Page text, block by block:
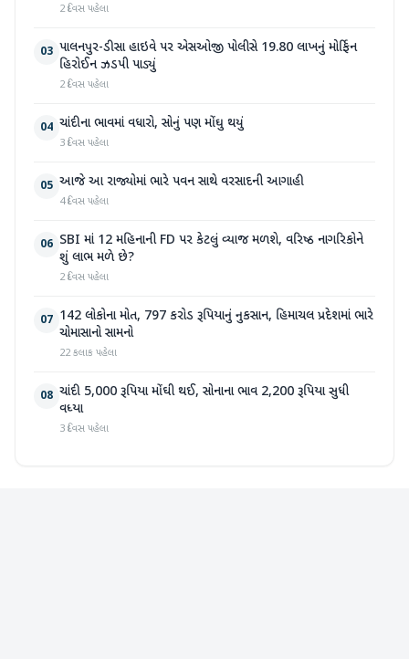
2 દિવસ પહેલા
03 પાલનપુર-ડીસા હાઇવે પર એસઓજી પોલીસે 19.80 લાખનું મોર્ફિન
હિરોઈન ઝડપી પાડ્યું
2 દિવસ પહેલા
04 ચાંદીના ભાવમાં વધારો, સોનું પણ મોંઘુ થયું
3 દિવસ પહેલા
05 આજે આ રાજ્યોમાં ભારે પવન સાથે વરસાદની આગાહી
4 દિવસ પહેલા
06 SBI માં 12 મહિનાની FD પર કેટલું વ્યાજ મળશે, વરિષ્ઠ નાગરિકોને
શું લાભ મળે છે?
2 દિવસ પહેલા
07 142 લોકોના મોત, 797 કરોડ રૂપિયાનું નુકસાન, હિમાચલ પ્રદેશમાં ભારે
ચોમાસાનો સામનો
22 કલાક પહેલા
08 ચાંદી 5,000 રૂપિયા મોંઘી થઈ, સોનાના ભાવ 2,200 રૂપિયા સુધી
વધ્યા
3 દિવસ પહેલા